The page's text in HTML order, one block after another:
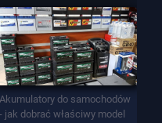
Akumulatory do samochodów
- jak dobrać właściwy model